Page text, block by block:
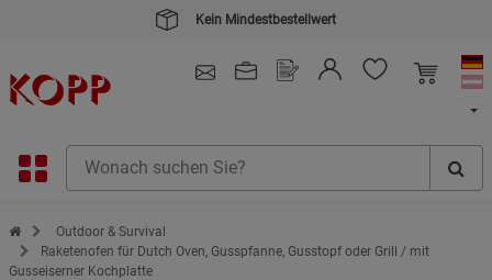
Zur Startseite des Kopp Verlag Online-Shop
Outdoor & Survival
Raketenofen für Dutch Oven, Gusspfanne, Gusstopf oder Grill / mit
Gusseiserner Kochplatte